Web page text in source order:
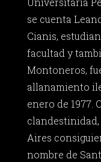
se cuenta
Cianis,
facultad y
Montoneros,
allanamiento
enero de 1977.
clandestinidad,
Aires
nombre de